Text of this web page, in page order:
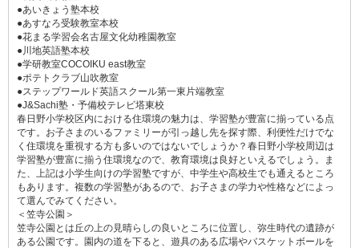
●あいきょう塾本校
●あすなろ受験教室本校
●花まる学習会名古屋文化幼稚園教室
●川地英語塾本校
●学研教室COCOIKU east教室
●ポテトクラブ山吹教室
●ステップワールド英語スクール第一東片端教室
●J&Sachi塾・予備校テレビ塔東校
春日野小学校区内における住環境の魅力は、学習塾が豊富に揃っている点
です。お子さまのいるファミリーが引っ越し先を探す際、利便性だけでな
く住環境を重視する方も多いのではないでしょうか？春日野小学校周辺は
学習塾が豊富に揃う住環境なので、教育環境は良好といえるでしょう。ま
た、上記は小学生向けの学習塾ですが、中学生や高校生でも通えるところ
もあります。複数の学習塾があるので、お子さまの学力や性格などによっ
て選んでみてください。
＜笠寺公園＞
笠寺公園とは丘の上の見晴らしの良いところに位置し、弥生時代の遺跡が
ある公園です。園内の道を下ると、遊具のある広場やバスケットボールを